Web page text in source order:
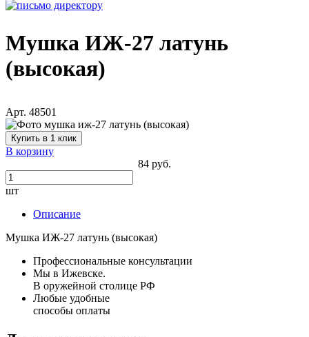
Мушка ИЖ-27 латунь
(высокая)
Арт. 48501
Купить в 1 клик
В корзину
84 руб.
шт
Описание
Мушка ИЖ-27 латунь (высокая)
Профессиональные консультации
Мы в Ижевске.
В оружейной столице РФ
Любые удобные
способы оплаты